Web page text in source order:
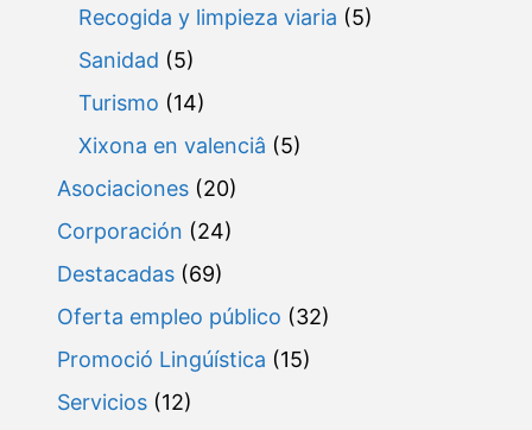
Recogida y limpieza viaria (5)
Sanidad (5)
Turismo (14)
Xixona en valenciâ (5)
Asociaciones (20)
Corporación (24)
Destacadas (69)
Oferta empleo público (32)
Promoció Lingúística (15)
Servicios (12)